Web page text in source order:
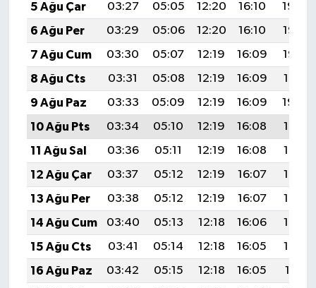
5 Ağu Çar
03:27 05:05 12:20 16:10
19:24
6 Ağu Per
03:29 05:06 12:20 16:10
19:23
7 Ağu Cum
03:30 05:07 12:19 16:09
19:22
8 Ağu Cts
03:31 05:08 12:19 16:09
19:21
9 Ağu Paz
03:33 05:09 12:19 16:09
19:20
10 Ağu Pts
03:34 05:10 12:19 16:08
19:18
11 Ağu Sal
03:36 05:11 12:19 16:08
19:17
12 Ağu Çar
03:37 05:12 12:19 16:07
19:16
13 Ağu Per
03:38 05:12 12:19 16:07
19:15
14 Ağu Cum
03:40 05:13 12:18 16:06
19:13
15 Ağu Cts
03:41 05:14 12:18 16:05
19:12
16 Ağu Paz
03:42 05:15 12:18 16:05
19:11